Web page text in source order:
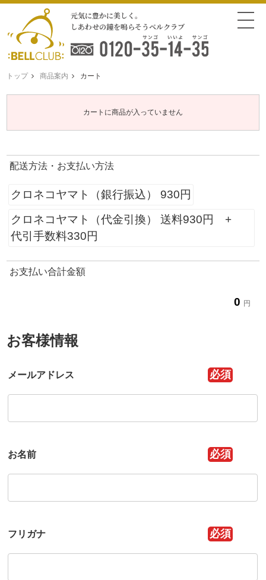
元気に豊かに美しく。
しあわせの鐘を鳴らそうベルクラブ
トップ 商品案内 カート
カートに商品が入っていません
配送方法・お支払い方法
クロネコヤマト（銀行振込） 930円
クロネコヤマト（代金引換） 送料930円 +
代引手数料330円
お支払い合計金額
0 円
お客様情報
メールアドレス 必須
お名前 必須
フリガナ 必須